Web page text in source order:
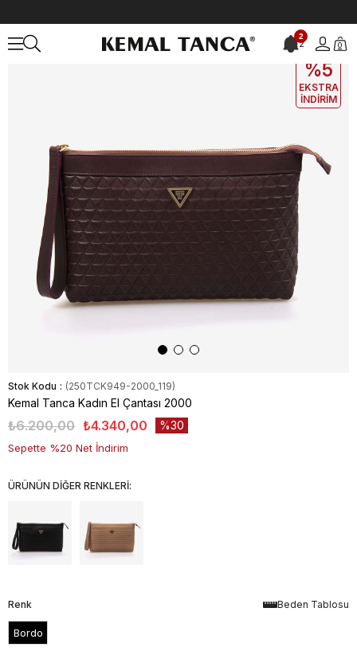
2
2 0
EKLE5
%5
EKSTRA
İNDİRİM
Stok Kodu (250TCK949-2000_119)
Kemal Tanca Kadın El Çantası 2000
₺6.200,00 ₺4.340,00 30
Sepette %20 Net İndirim
ÜRÜNÜN DİĞER RENKLERİ:
Beden Tablosu
Renk
Bordo